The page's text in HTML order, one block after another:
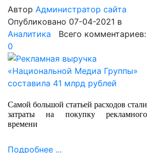
Автор Администратор сайта
Опубликовано 07-04-2021 в
Аналитика Всего комментариев:
0
Самой большой статьей расходов стали
затраты на покупку рекламного
времени
Подробнее ...